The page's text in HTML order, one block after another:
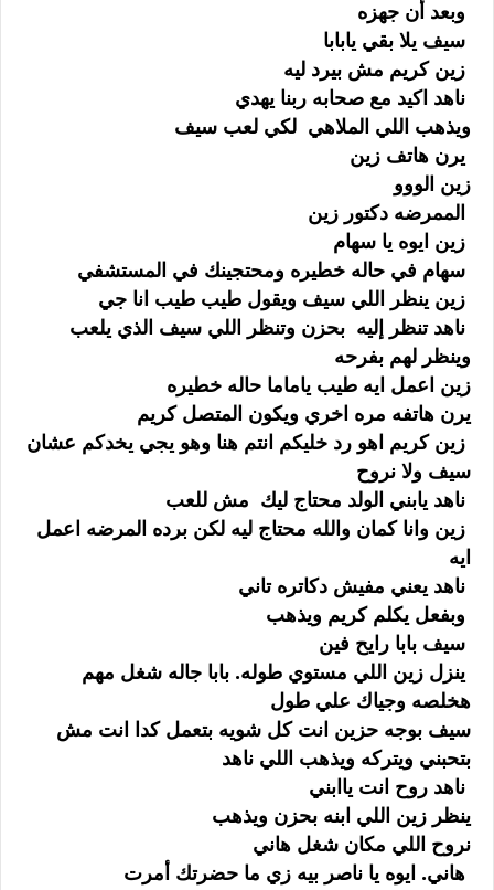
وبعد أن جهزه
سيف يلا بقي يابابا
زين كريم مش بيرد ليه
ناهد اكيد مع صحابه ربنا يهدي
ويذهب اللي الملاهي لكي لعب سيف
يرن هاتف زين
زين الووو
الممرضه دكتور زين
زين ايوه يا سهام
سهام في حاله خطيره ومحتجينك في المستشفي
زين ينظر اللي سيف ويقول طيب طيب انا جي
ناهد تنظر إليه بحزن وتنظر اللي سيف الذي يلعب
وينظر لهم بفرحه
زين اعمل ايه طيب ياماما حاله خطيره
يرن هاتفه مره اخري ويكون المتصل كريم
زين كريم اهو رد خليكم انتم هنا وهو يجي يخدكم عشان
سيف ولا نروح
ناهد يابني الولد محتاج ليك مش للعب
زين وانا كمان والله محتاج ليه لكن برده المرضه اعمل
ايه
ناهد يعني مفيش دكاتره تاني
وبفعل يكلم كريم ويذهب
سيف بابا رايح فين
ينزل زين اللي مستوي طوله. بابا جاله شغل مهم
هخلصه وجياك علي طول
سيف بوجه حزين انت كل شويه بتعمل كدا انت مش
بتحبني ويتركه ويذهب اللي ناهد
ناهد روح انت ياابني
ينظر زين اللي ابنه بحزن ويذهب
نروح اللي مكان شغل هاني
هاني. ايوه يا ناصر بيه زي ما حضرتك أمرت